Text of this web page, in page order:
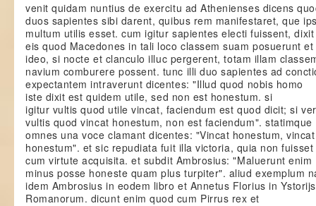
venit quidam nuntius de exercitu ad Athenienses dicens
duos sapientes sibi darent, quibus rem manifestaret, que
multum utilis esset. cum igitur sapientes electi fuissent, dixit
eis quod Macedones in tali loco classem suam posuerunt et
ideo, si nocte et clanculo illuc pergerent, totam illam
navium comburere possent. tunc illi duo sapientes ad
expectantem intraverunt dicentes: "Illud quod nobis homo
iste dixit est quidem utile, sed non est honestum. si
igitur vultis quod utile vincat, faciendum est quod dicit; si
vultis quod vincat honestum, non est faciendum". statimque
omnes una voce clamant dicentes: "Vincat honestum, vincat
honestum". et sic repudiata fuit illa victoria, quia non fuisset
cum virtute acquisita. et subdit Ambrosius: "Maluerunt enim
minus posse honeste quam plus turpiter". aliud exemplum
idem Ambrosius in eodem libro et Annetus Florius in Ystorijs
Romanorum. dicunt enim quod cum Pirrus rex et